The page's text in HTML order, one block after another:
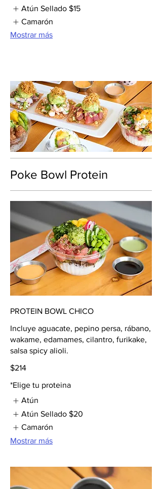
Atún Sellado $15
Camarón
Mostrar más
Poke Bowl Protein
PROTEIN BOWL CHICO
Incluye aguacate, pepino persa, rábano,
wakame, edamames, cilantro, furikake,
salsa spicy alioli.
$214
*Elige tu proteina
Atún
Atún Sellado $20
Camarón
Mostrar más